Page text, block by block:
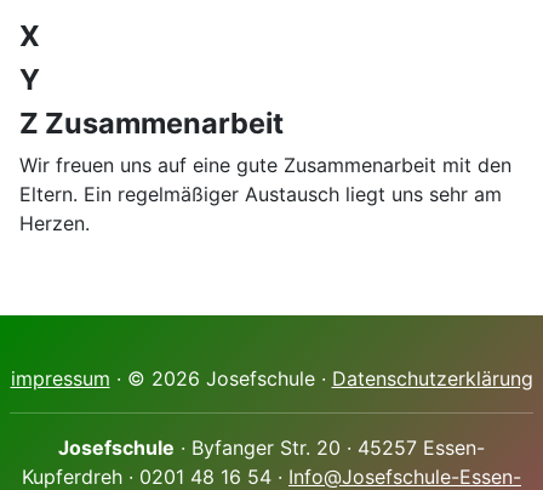
X
Y
Z Zusammenarbeit
Wir freuen uns auf eine gute Zusammenarbeit mit den
Eltern. Ein regelmäßiger Austausch liegt uns sehr am
Herzen.
impressum · © 2026 Josefschule · Datenschutzerklärung
Josefschule · Byfanger Str. 20 · 45257 Essen-
Kupferdreh · 0201 48 16 54 · Info@Josefschule-Essen-